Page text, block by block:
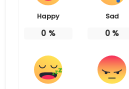
Happy
0 %
Sad
0%